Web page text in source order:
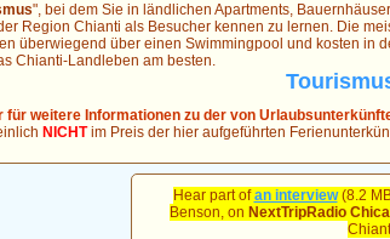
", bei dem Sie in ländlichen Apartments,
Region Chianti als Besucher kennen zu lernen. Die
überwiegend über einen Swimmingpool und kosten in
Chianti-Landleben am besten.
für weitere Informationen zu der von
NICHTim Preis der hier aufgeführten
Hear part ofan interview(8.2
Benson, on NextTripRadio